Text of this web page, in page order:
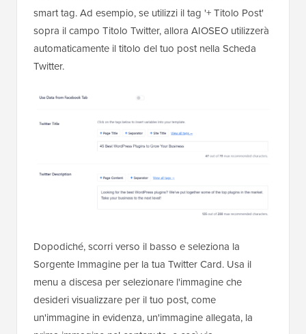
smart tag. Ad esempio, se utilizzi il tag '+ Titolo Post'
sopra il campo Titolo Twitter, allora AIOSEO utilizzerà
automaticamente il titolo del tuo post nella Scheda
Twitter.
Dopodiché, scorri verso il basso e seleziona la
Sorgente Immagine per la tua Twitter Card. Usa il
menu a discesa per selezionare l'immagine che
desideri visualizzare per il tuo post, come
un'immagine in evidenza, un'immagine allegata, la